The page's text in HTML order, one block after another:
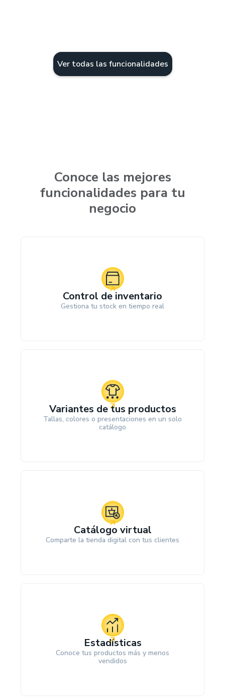
Ver todas las funcionalidades
Conoce las mejores
funcionalidades para tu
negocio
Control de inventario
Gestiona tu stock en tiempo real
Variantes de tus productos
Tallas, colores o presentaciones en un solo
catálogo
Catálogo virtual
Comparte la tienda digital con tus clientes
Estadísticas
Conoce tus productos más y menos
vendidos